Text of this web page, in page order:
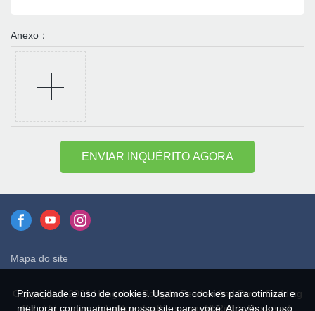
Anexo：
ENVIAR INQUÉRITO AGORA
Mapa do site
Copyright © 2026 Hangzhou Rongda Feather And Down Bedding
Co., Ltd. - www.globaldownfeathers.com All Rights Reserved.
Privacidade e uso de cookies. Usamos cookies para otimizar e
melhorar continuamente nosso site para você. Através do uso